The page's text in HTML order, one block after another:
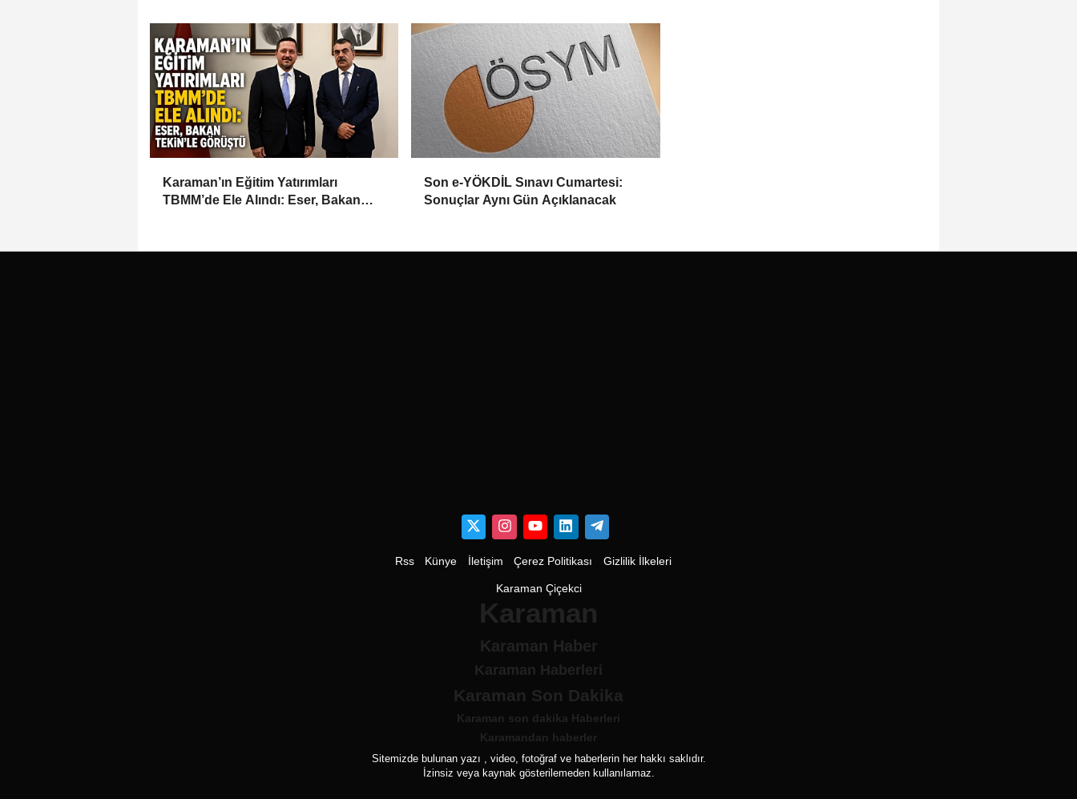
Karaman’ın Eğitim Yatırımları
TBMM’de Ele Alındı: Eser, Bakan
Son e-YÖKDİL Sınavı Cumartesi:
Sonuçlar Aynı Gün Açıklanacak
Rss Künye İletişim Çerez Politikası Gizlilik İlkeleri
Karaman Çiçekci
Karaman
Karaman Haber
Karaman Haberleri
Karaman Son Dakika
Karaman son dakika Haberleri
Karamandan haberler
Sitemizde bulunan yazı , video, fotoğraf ve haberlerin her hakkı saklıdır.
İzinsiz veya kaynak gösterilemeden kullanılamaz.